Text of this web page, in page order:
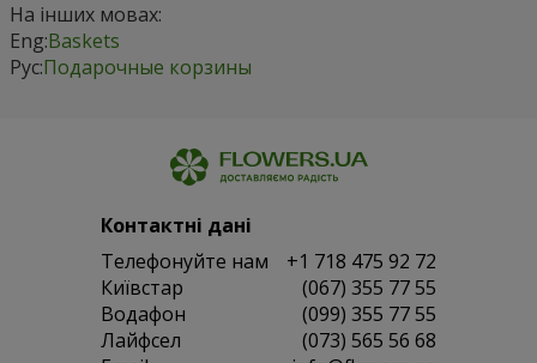
На інших мовах:
Eng:Baskets
Рус:Подарочные корзины
Контактні дані
Телефонуйте нам
+1 718 475 92 72
Київстар
(067) 355 77 55
Водафон
(099) 355 77 55
Лайфсел
(073) 565 56 68